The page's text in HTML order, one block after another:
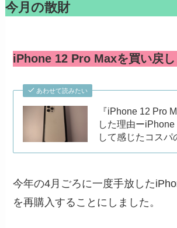
今月の散財
iPhone 12 Pro Maxを買い戻し
あわせて読みたい
『iPhone 12 Pro
した理由ー
して感じたコスパ
今年の4月ごろに一度手放した
を再購入することにしました。